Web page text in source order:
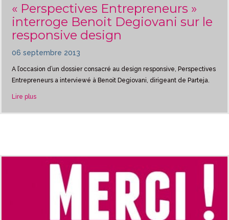
« Perspectives Entrepreneurs »
interroge Benoit Degiovani sur le
responsive design
06 septembre 2013
A l’occasion d’un dossier consacré au design responsive, Perspectives
Entrepreneurs a interviewé à Benoit Degiovani, dirigeant de Parteja.
Lire plusabout « Perspectives Entrepreneurs » interroge Benoit Degiovani